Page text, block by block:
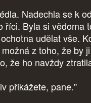
Nadechla se k
říci. Byla si vědoma
udělat vše.
z toho, že by
že ho navždy
přikážete, pane."